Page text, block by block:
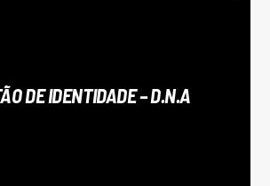
DE IDENTIDADE – D.N.A